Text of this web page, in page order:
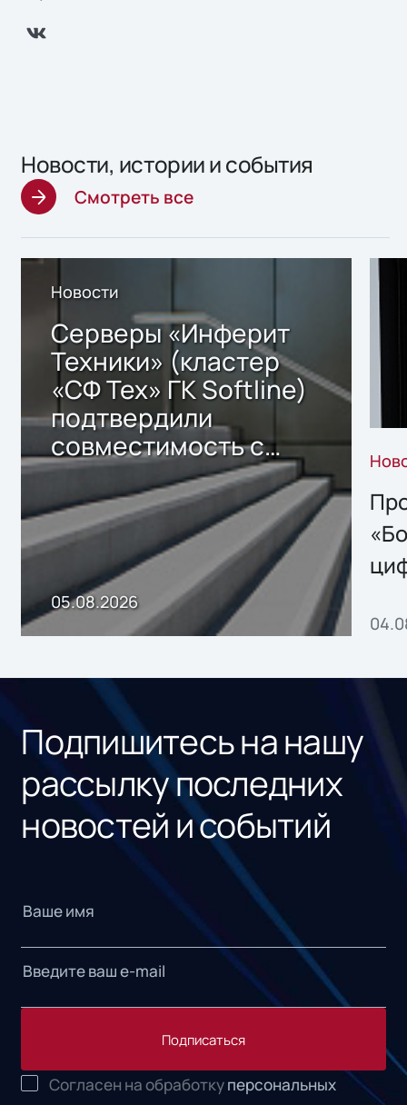
Новости, истории и события
Смотреть все
Новости
Серверы «Инферит
Техники» (кластер
«СФ Тех» ГК Softline)
подтвердили
совместимость с
решением Sharx
Storage 2.x для
хранения данных
05.08.2026
Подпишитесь на нашу
рассылку последних
новостей и событий
Подписаться
Согласен на обработкуперсональных